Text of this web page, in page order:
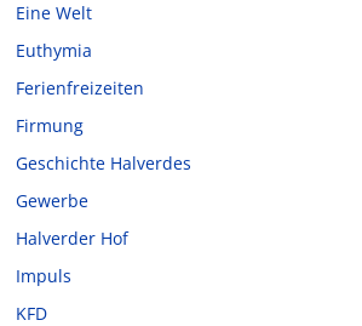
Eine Welt
Euthymia
Ferienfreizeiten
Firmung
Geschichte Halverdes
Gewerbe
Halverder Hof
Impuls
KFD